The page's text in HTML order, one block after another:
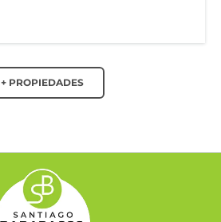
+ PROPIEDADES